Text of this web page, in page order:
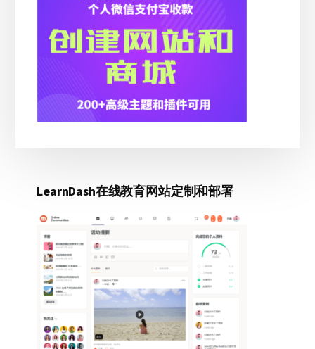
LearnDash在线教育网站定制和部署